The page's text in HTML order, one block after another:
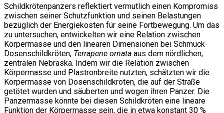
Schildkrötenpanzers reflektiert vermutlich einen Kompromiss
zwischen seiner Schutzfunktion und seinen Belastungen
bezüglich der Energiekosten für seine Fortbewegung. Um das
zu untersuchen, entwickelten wir eine Relation zwischen
Körpermasse und den linearen Dimensionen bei Schmuck-
Dosenschildkröten, Terrapene ornata aus dem nördlichen,
zentralen Nebraska. Indem wir die Relation zwischen
Körpermasse und Plastronbreite nutzten, schätzten wir die
Körpermasse von Dosenschildkröten, die auf der Straße
getötet wurden und säuberten und wogen ihren Panzer. Die
Panzermasse könnte bei diesen Schildkröten eine lineare
Funktion der Körpermasse sein, die in etwa konstant 30 %